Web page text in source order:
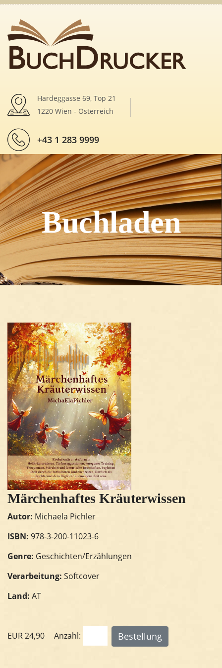
Hardeggasse 69, Top 21
1220 Wien - Österreich
+43 1 283 9999
Buchladen
Märchenhaftes Kräuterwissen
Autor: Michaela Pichler
ISBN: 978-3-200-11023-6
Genre: Geschichten/Erzählungen
Verarbeitung: Softcover
Land: AT
EUR24,90 Anzahl: